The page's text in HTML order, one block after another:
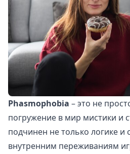
Phasmophobia – это не
погружение в мир мистики и
подчинен не только логике и
внутренним переживаниям